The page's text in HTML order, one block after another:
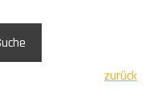
zurück